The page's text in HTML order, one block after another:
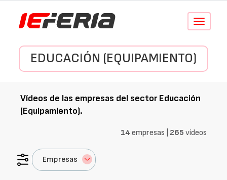
Conmutar
EDUCACIÓN (EQUIPAMIENTO)
Vídeos de las empresas del sectorEducación
(Equipamiento).
14 empresas | 265 vídeos
Empresas